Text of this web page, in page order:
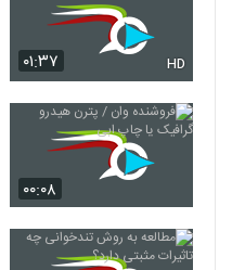
۰۱:۳۷ HD
۰۰:۰۸